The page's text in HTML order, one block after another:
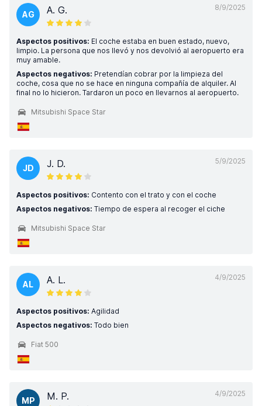
8/9/2025
AG A. G.
Aspectos positivos: El coche estaba en buen estado, nuevo,
limpio. La persona que nos llevó y nos devolvió al aeropuerto era
muy amable.
Aspectos negativos: Pretendían cobrar por la limpieza del
coche, cosa que no se hace en ninguna compañía de alquiler. Al
final no lo hicieron. Tardaron un poco en llevarnos al aeropuerto.
Mitsubishi Space Star
5/9/2025
JD J. D.
Aspectos positivos: Contento con el trato y con el coche
Aspectos negativos: Tiempo de espera al recoger el ciche
Mitsubishi Space Star
4/9/2025
AL A. L.
Aspectos positivos: Agilidad
Aspectos negativos: Todo bien
Fiat 500
4/9/2025
MP M. P.